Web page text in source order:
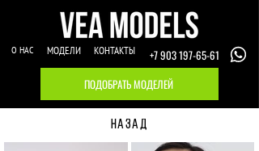
О НАС МОДЕЛИ КОНТАКТЫ
+7 903 197-65-61
ПОДОБРАТЬ МОДЕЛЕЙ
НАЗАД